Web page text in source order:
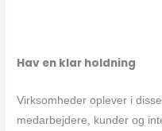
Hav en klar holdning
Virksomheder oplever i
medarbejdere, kunder og